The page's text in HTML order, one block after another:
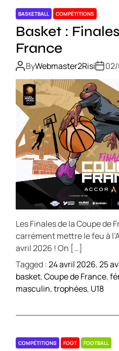
BASKETBALL COMPÉTITIONS
Basket :
France
ByWebmaster2Risi
Les Finales de la Coupe de
carrément mettre le feu à
avril 2026 ! On […]
Tagged :24 avril 2026,25
basket,Coupe de France,
masculin,trophées, U18
COMPÉTITIONS FOOT FOOTBALL